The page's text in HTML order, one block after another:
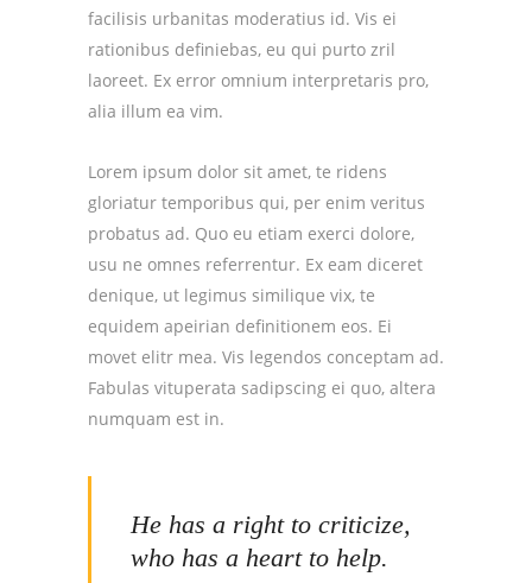
facilisis urbanitas moderatius id. Vis ei
rationibus definiebas, eu qui purto zril
laoreet. Ex error omnium interpretaris pro,
alia illum ea vim.
Lorem ipsum dolor sit amet, te ridens
gloriatur temporibus qui, per enim veritus
probatus ad. Quo eu etiam exerci dolore,
usu ne omnes referrentur. Ex eam diceret
denique, ut legimus similique vix, te
equidem apeirian definitionem eos. Ei
movet elitr mea. Vis legendos conceptam ad.
Fabulas vituperata sadipscing ei quo, altera
numquam est in.
He has a right to criticize,
who has a heart to help.